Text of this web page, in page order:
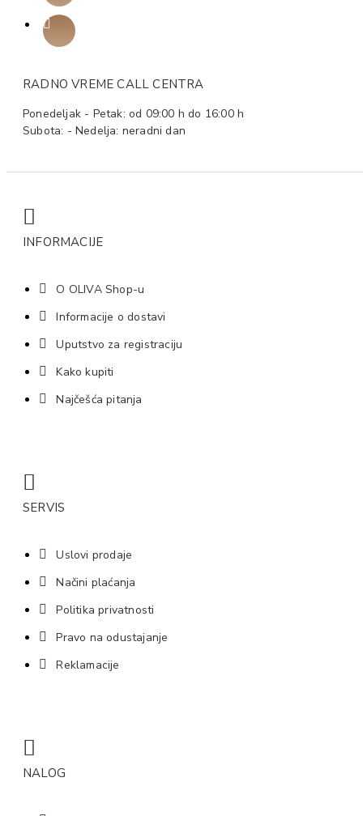
RADNO VREME CALL CENTRA
Ponedeljak - Petak: od 09:00 h do 16:00 h
Subota: - Nedelja: neradni dan
INFORMACIJE
O OLIVA Shop-u
Informacije o dostavi
Uputstvo za registraciju
Kako kupiti
Najčešća pitanja
SERVIS
Uslovi prodaje
Načini plaćanja
Politika privatnosti
Pravo na odustajanje
Reklamacije
NALOG